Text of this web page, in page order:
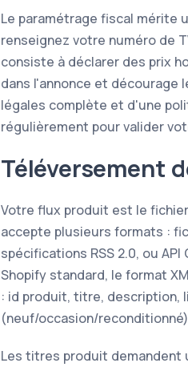
Le paramétrage fiscal mérite
renseignez votre numéro de
consiste à déclarer des prix
dans l'annonce et décourage
légales complète et d'une
régulièrement pour valider
Téléversement
Votre flux produit est le
accepte plusieurs formats :
spécifications RSS 2.0, ou
Shopify standard, le format
: id produit, titre, description,
(neuf/occasion/
Les titres produit demandent